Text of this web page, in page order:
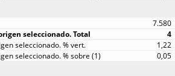
7.580
4
1,22
0,05